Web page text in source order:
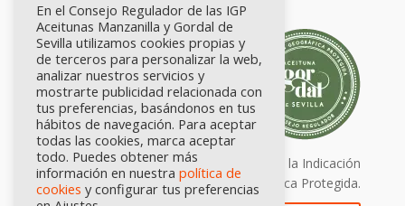
Calidad certificada por Origen. Sellos de la Indicación
Geográfica Protegida.
En el Consejo Regulador de las IGP
Aceitunas Manzanilla y Gordal de
Sevilla utilizamos cookies propias y
de terceros para personalizar la web,
analizar nuestros servicios y
mostrarte publicidad relacionada con
tus preferencias, basándonos en tus
hábitos de navegación. Para aceptar
todas las cookies, marca aceptar
todo. Puedes obtener más
información en nuestra política de
cookies y configurar tus preferencias